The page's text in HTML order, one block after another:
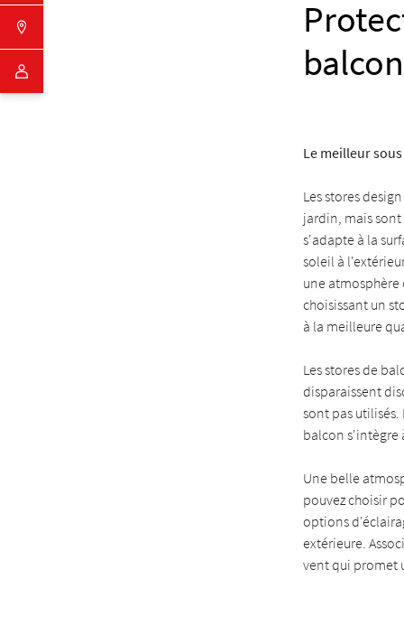
Le meilleur
Les stores
jardin, mais
s'adapte à la
soleil à
une
choisissant un
à la meilleure
Les stores de
disparaissent
sont pas
balcon s'intègre
Une belle
pouvez choisir
options
extérieure.
vent qui promet